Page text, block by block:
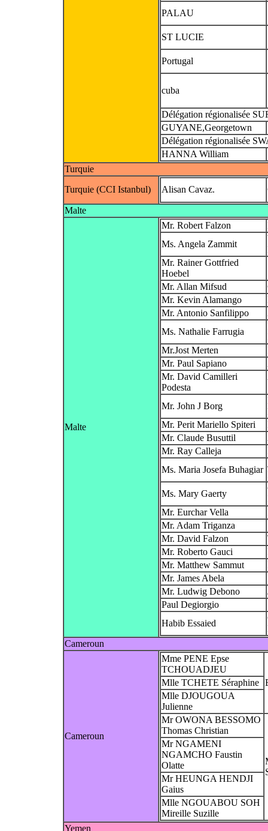
PALAU
ST LUCIE
Portugal
cuba
Délégation régionalisée
GUYANE,Georgetown
Délégation régionalisée
HANNA William
Turquie
Turquie (CCI Istanbul)
Alisan Cavaz.
Malte
Malte
Mr. Robert Falzon
Ms. Angela Zammit
Mr. Rainer Gottfried
Hoebel
Mr. Allan Mifsud
Mr. Kevin Alamango
Mr. Antonio Sanfilippo
Ms. Nathalie Farrugia
Mr.Jost Merten
Mr. Paul Sapiano
Mr. David Camilleri
Podesta
Mr. John J Borg
Mr. Perit Mariello Spiteri
Mr. Claude Busuttil
Mr. Ray Calleja
Ms. Maria Josefa Buhagiar
Ms. Mary Gaerty
Mr. Eurchar Vella
Mr. Adam Triganza
Mr. David Falzon
Mr. Roberto Gauci
Mr. Matthew Sammut
Mr. James Abela
Mr. Ludwig Debono
Paul Degiorgio
Habib Essaied
Cameroun
Cameroun
Mme PENE Epse
TCHOUADJEU
Mlle TCHETE Séraphine
Mlle DJOUGOUA
Julienne
Mr OWONA BESSOMO
Thomas Christian
Mr NGAMENI
NGAMCHO Faustin
Olatte
Mr HEUNGA HENDJI
Gaius
Mlle NGOUABOU SOH
Mireille Suzille
Yemen